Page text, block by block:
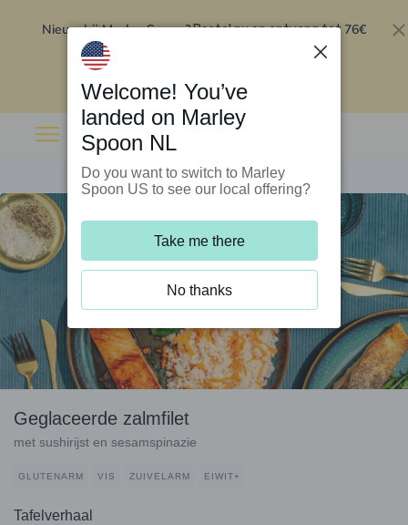
Nieuw bij Marley Spoon?Bestel nu en ontvang tot 76€
Geglaceerde zalmfilet
met sushirijst en sesamspinazie
GLUTENARM VIS ZUIVELARM EIWIT+
Tafelverhaal
Welcome! You’ve
landed on Marley
Spoon NL
Do you want to switch to Marley
Spoon US to see our local offering?
Take me there
No thanks